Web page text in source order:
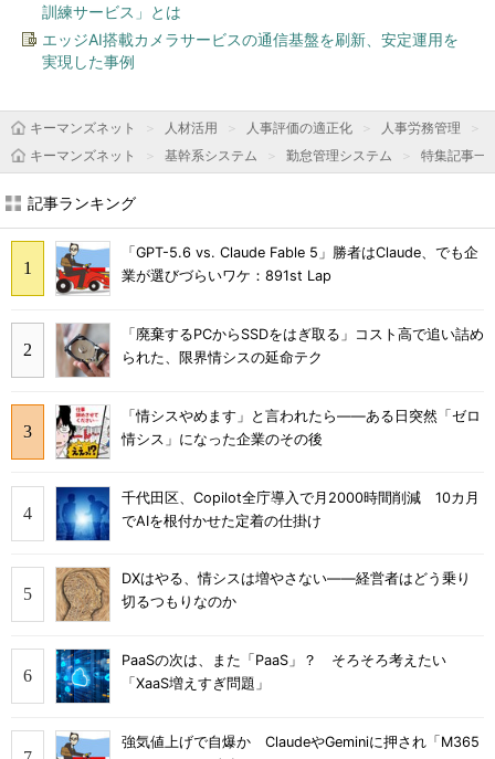
訓練サービス」とは
エッジAI搭載カメラサービスの通信基盤を刷新、安定運用を
実現した事例
キーマンズネット 人材活用 人事評価の適正化 人事労務管理
キーマンズネット
基幹系システム 勤怠管理システム 特集記事一
記事ランキング
「GPT-5.6 vs. Claude Fable 5」勝者はClaude、でも企
業が選びづらいワケ：891st Lap
「廃棄するPCからSSDをはぎ取る」コスト高で追い詰め
られた、限界情シスの延命テク
「情シスやめます」と言われたら――ある日突然「ゼロ
情シス」になった企業のその後
千代田区、Copilot全庁導入で月2000時間削減 10カ月
でAIを根付かせた定着の仕掛け
DXはやる、情シスは増やさない――経営者はどう乗り
切るつもりなのか
PaaSの次は、また「PaaS」？ そろそろ考えたい
「XaaS増えすぎ問題」
強気値上げで自爆か ClaudeやGeminiに押され「M365